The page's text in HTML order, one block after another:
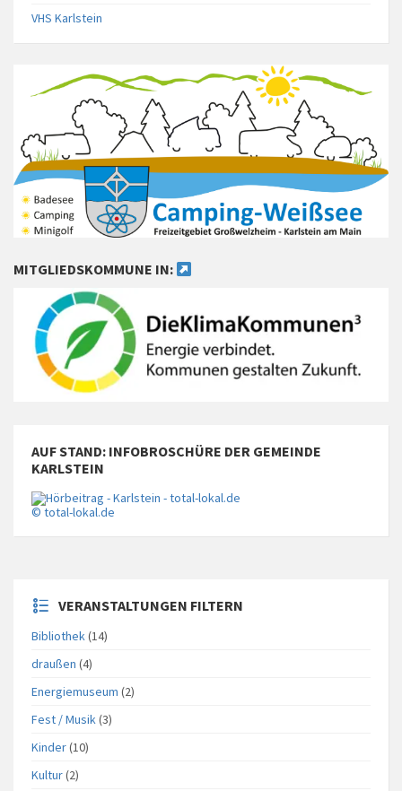
VHS Karlstein
MITGLIEDSKOMMUNE IN:
AUF STAND: INFOBROSCHÜRE DER GEMEINDE
KARLSTEIN
© total-lokal.de
VERANSTALTUNGEN FILTERN
Bibliothek(14)
draußen (4)
Energiemuseum (2)
Fest / Musik(3)
Kinder(10)
Kultur(2)